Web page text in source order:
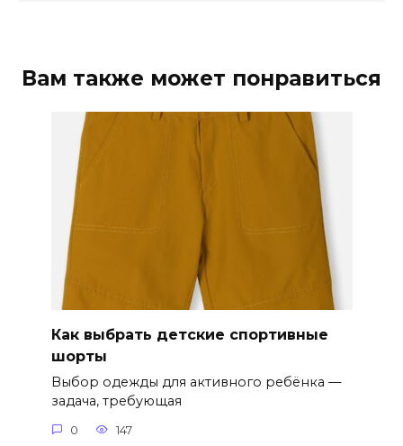
Вам также может понравиться
Как выбрать детские спортивные
шорты
Выбор одежды для активного ребёнка —
задача, требующая
0 147